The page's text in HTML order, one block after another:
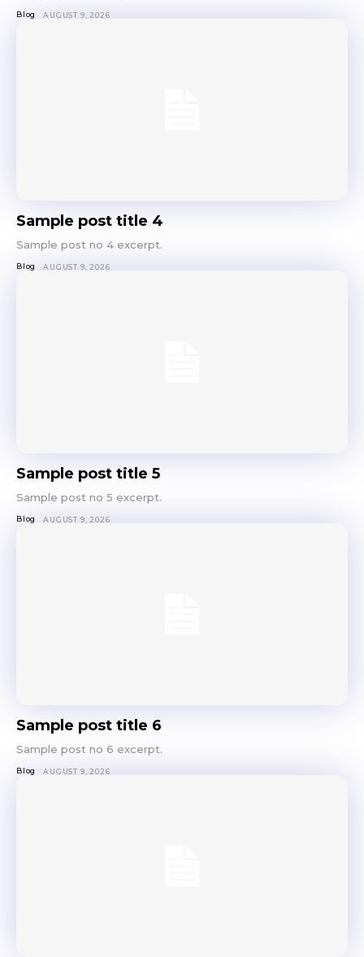
Blog AUGUST 9, 2026
Sample post title 4
Sample post no 4 excerpt.
Blog AUGUST 9, 2026
Sample post title 5
Sample post no 5 excerpt.
Blog AUGUST 9, 2026
Sample post title 6
Sample post no 6 excerpt.
Blog AUGUST 9, 2026